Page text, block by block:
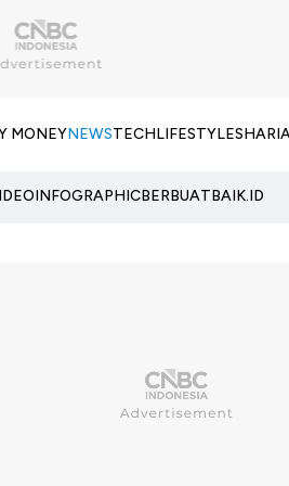
MONEYNEWSTECHLIFESTYLE
INFOGRAPHICBERBUATBAIK.ID